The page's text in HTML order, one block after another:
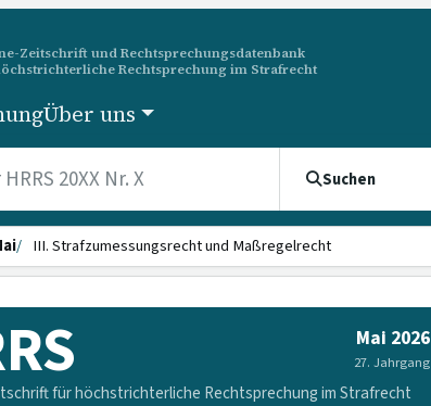
Zeitschrift und Rechtsprechungsdatenbank
Rechtsprechung im Strafrecht
Über uns
Suchen
III. Strafzumessungsrecht und Maßregelrecht
Mai 2026
27. Jahrgang
für höchstrichterliche Rechtsprechung im Strafrecht